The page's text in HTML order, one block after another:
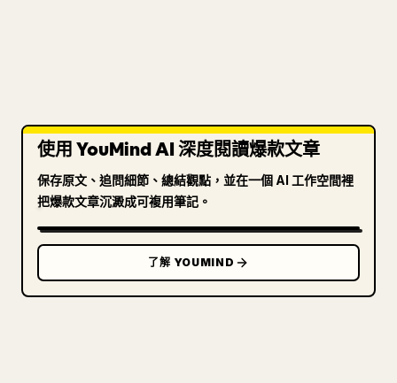
使用 YouMind AI 深度閱讀爆款文章
保存原文、追問細節、總結觀點，並在一個 AI 工作空間裡
把爆款文章沉澱成可複用筆記。
了解 YOUMIND